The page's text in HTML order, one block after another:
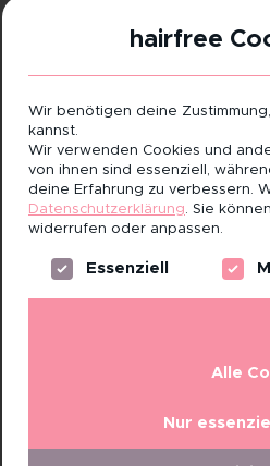
hairfree
Wir benötigen deine
kannst.
Wir verwenden Cookies und
von ihnen sind essenziell,
deine Erfahrung zu verbessern.
Datenschutzerklärung. Sie
widerrufen oder anpassen.
Es folgt eine Liste der
Essenziell
Alle
Nur